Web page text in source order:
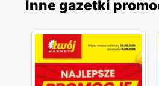
Inne gazetki